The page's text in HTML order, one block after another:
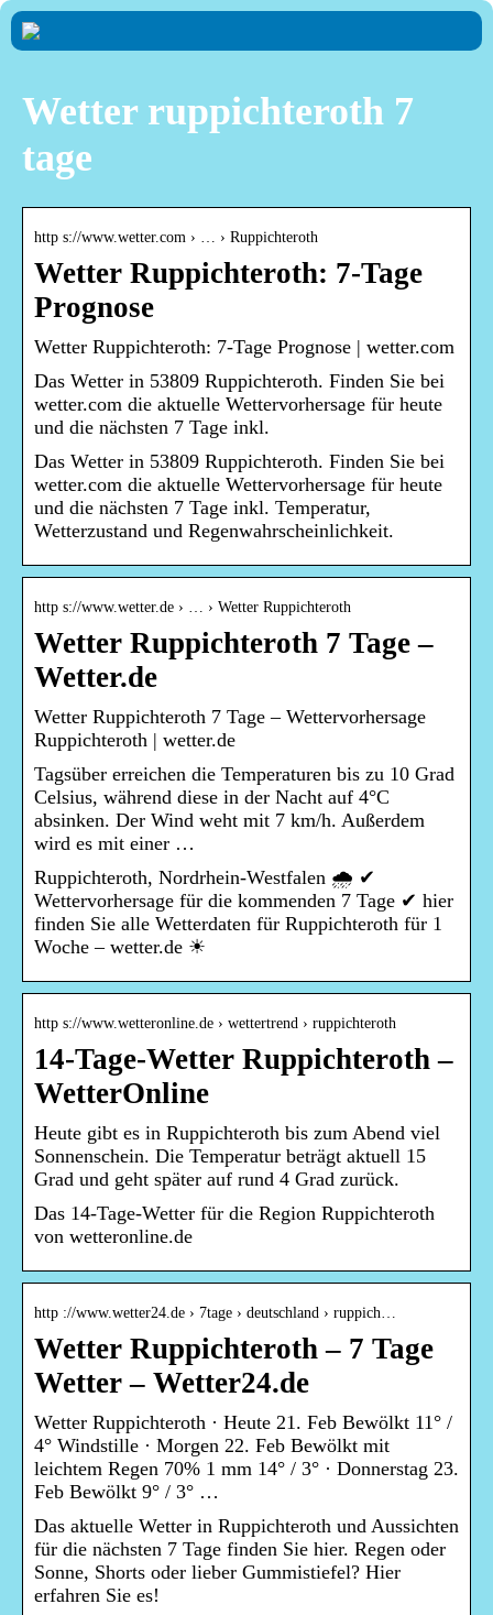
Wetter ruppichteroth 7
tage
http s://www.wetter.com › … › Ruppichteroth
Wetter Ruppichteroth: 7-Tage
Prognose
Wetter Ruppichteroth: 7-Tage Prognose | wetter.com
Das Wetter in 53809 Ruppichteroth. Finden Sie bei
wetter.com die aktuelle Wettervorhersage für heute
und die nächsten 7 Tage inkl.
Das Wetter in 53809 Ruppichteroth. Finden Sie bei
wetter.com die aktuelle Wettervorhersage für heute
und die nächsten 7 Tage inkl. Temperatur,
Wetterzustand und Regenwahrscheinlichkeit.
http s://www.wetter.de › … › Wetter Ruppichteroth
Wetter Ruppichteroth 7 Tage –
Wetter.de
Wetter Ruppichteroth 7 Tage – Wettervorhersage
Ruppichteroth | wetter.de
Tagsüber erreichen die Temperaturen bis zu 10 Grad
Celsius, während diese in der Nacht auf 4°C
absinken. Der Wind weht mit 7 km/h. Außerdem
wird es mit einer …
Ruppichteroth, Nordrhein-Westfalen 🌧️ ✔
Wettervorhersage für die kommenden 7 Tage ✔ hier
finden Sie alle Wetterdaten für Ruppichteroth für 1
Woche – wetter.de ☀
http s://www.wetteronline.de › wettertrend › ruppichteroth
14-Tage-Wetter Ruppichteroth –
WetterOnline
Heute gibt es in Ruppichteroth bis zum Abend viel
Sonnenschein. Die Temperatur beträgt aktuell 15
Grad und geht später auf rund 4 Grad zurück.
Das 14-Tage-Wetter für die Region Ruppichteroth
von wetteronline.de
http ://www.wetter24.de › 7tage › deutschland › ruppich…
Wetter Ruppichteroth – 7 Tage
Wetter – Wetter24.de
Wetter Ruppichteroth · Heute 21. Feb Bewölkt 11° /
4° Windstille · Morgen 22. Feb Bewölkt mit
leichtem Regen 70% 1 mm 14° / 3° · Donnerstag 23.
Feb Bewölkt 9° / 3° …
Das aktuelle Wetter in Ruppichteroth und Aussichten
für die nächsten 7 Tage finden Sie hier. Regen oder
Sonne, Shorts oder lieber Gummistiefel? Hier
erfahren Sie es!